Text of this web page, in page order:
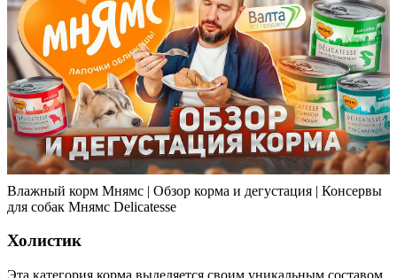
Влажный корм Мнямс | Обзор корма и дегустация | Консервы
для собак Мнямс Delicatesse
Холистик
Эта категория корма выделяется своим уникальным составом,